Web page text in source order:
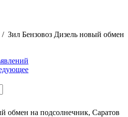
/ Зил Бензовоз Дизель новый обмен
обмен на подсолнечник, Саратов